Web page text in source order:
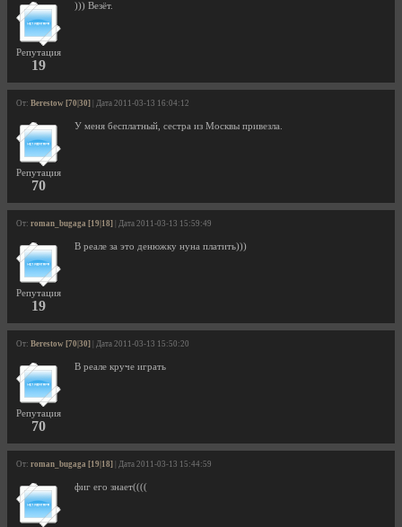
Репутация
19
))) Везёт.
От: Berestow [70|30] | Дата 2011-03-13 16:04:12
Репутация
70
У меня бесплатный, сестра из Москвы привезла.
От: roman_bugaga [19|18] | Дата 2011-03-13 15:59:49
Репутация
19
В реале за это денюжку нуна платить)))
От: Berestow [70|30] | Дата 2011-03-13 15:50:20
Репутация
70
В реале круче играть
От: roman_bugaga [19|18] | Дата 2011-03-13 15:44:59
фиг его знает((((